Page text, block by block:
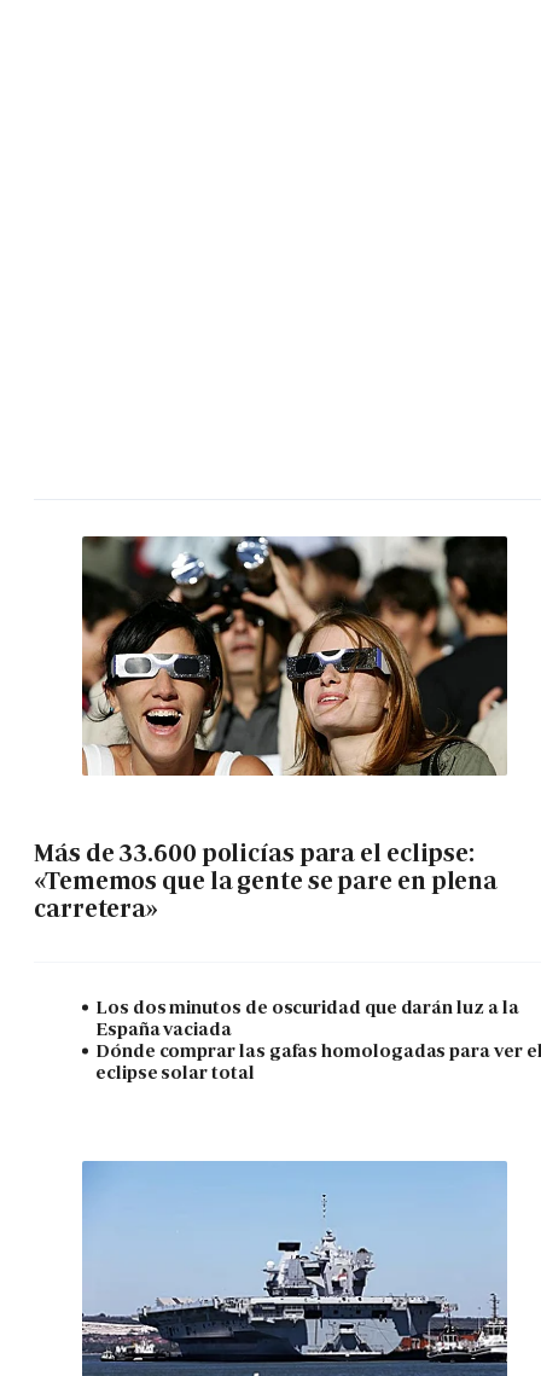
Más de 33.600 policías para el eclipse:
«Tememos que la gente se pare en plena
carretera»
Los dos minutos de oscuridad que darán luz a la
España vaciada
Dónde comprar las gafas homologadas para ver
eclipse solar total